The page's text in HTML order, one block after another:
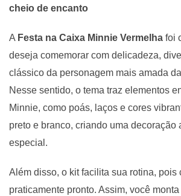
cheio de encanto
A Festa na Caixa Minnie Vermelha foi
deseja comemorar com delicadeza,
clássico da personagem mais amada
Nesse sentido, o tema traz elementos
Minnie, como poás, laços e cores
preto e branco, criando uma decoração
especial.
Além disso, o kit facilita sua rotina, pois
praticamente pronto. Assim, você